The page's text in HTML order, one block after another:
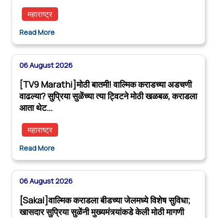
महाराष्ट्र
Read More
06 August 2026
[TV9 Marathi]मोठी बातमी! वाल्मिक कराडच्या अडचणी
वाढल्या? सुप्रिया सुळेंच्या त्या ट्विटने मोठी खळबळ, कराडला
आता थेट…
महाराष्ट्र
Read More
06 August 2026
[Sakal]वाल्मिक कराडला बीडच्या जेलमध्ये विशेष सुविधा;
खासदार सुप्रिया सुळेंनी मुख्यमंत्र्यांकडे केली मोठी मागणी